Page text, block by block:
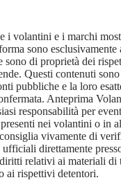
i volantini e i marchi
sono esclusivamente
sono di proprietà dei
Questi contenuti sono
pubbliche e la loro
Anteprima
responsabilità per
nei volantini o in
vivamente di
direttamente
relativi ai materiali di
ai rispettivi detentori.